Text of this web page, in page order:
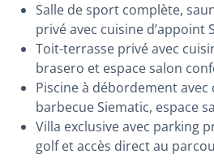
Salle de sport complète,
privé avec cuisine d’appoint
Toit-terrasse privé avec
brasero et espace salon
Piscine à débordement
barbecue Siematic, espace
Villa exclusive avec parking
golf et accès direct au